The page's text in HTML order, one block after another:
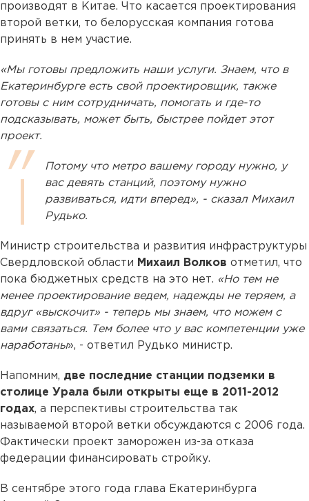
производят в Китае. Что касается проектирования
второй ветки, то белорусская компания готова
принять в нем участие.
«Мы готовы предложить наши услуги. Знаем, что в
Екатеринбурге есть свой проектировщик, также
готовы с ним сотрудничать, помогать и где-то
подсказывать, может быть, быстрее пойдет этот
проект.
Потому что метро вашему городу нужно, у
вас девять станций, поэтому нужно
развиваться, идти вперед», - сказал Михаил
Рудько.
Министр строительства и развития инфраструктуры
Свердловской области Михаил Волков отметил, что
пока бюджетных средств на это нет. «Но тем не
менее проектирование ведем, надежды не теряем, а
вдруг «выскочит» - теперь мы знаем, что можем с
вами связаться. Тем более что у вас компетенции уже
наработаны», - ответил Рудько министр.
Напомним, две последние станции подземки в
столице Урала были открыты еще в 2011-2012
годах, а перспективы строительства так
называемой второй ветки обсуждаются с 2006 года.
Фактически проект заморожен из-за отказа
федерации финансировать стройку.
В сентябре этого года глава Екатеринбурга